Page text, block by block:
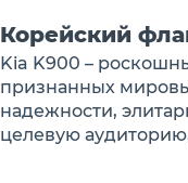
Корейский
Kia K900 –
признанных
надежности,
целевую